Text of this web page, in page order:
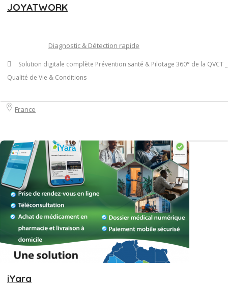
JOYATWORK
Diagnostic & Détection rapide
Solution digitale complète Prévention santé & Pilotage 360° de la QVCT _
Qualité de Vie & Conditions
France
iYara